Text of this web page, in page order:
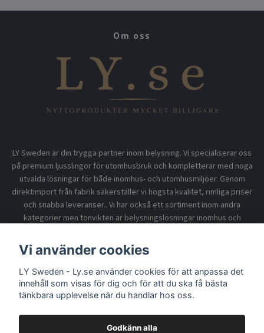
Om oss
LY Sweden är din trygga partner inom belysning. Vi specialiserar oss
på premium ljusslingor för utomhusbruk och kompletterar med noga
utvalda lösningar för både inomhus- och utomhusmiljöer. Genom
direktimport från fabrik säkerställer vi högsta kvalitet, rimliga priser
och snabba leveranser.. Vi har också ett sortiment inom andra
kategorier men tonvikten är belysningslösningar inomhus och
Information
Vi använder cookies
LY Sweden - Ly.se använder cookies för att anpassa det
innehåll som visas för dig och för att du ska få bästa
tänkbara upplevelse när du handlar hos oss.
Godkänn alla